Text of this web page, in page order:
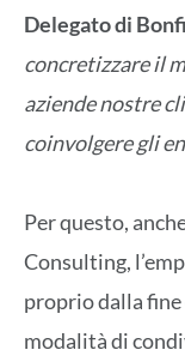
Delegato di
concretizzare il
aziende nostre
coinvolgere gli
Per questo,
Consulting,
proprio dalla
modalità di